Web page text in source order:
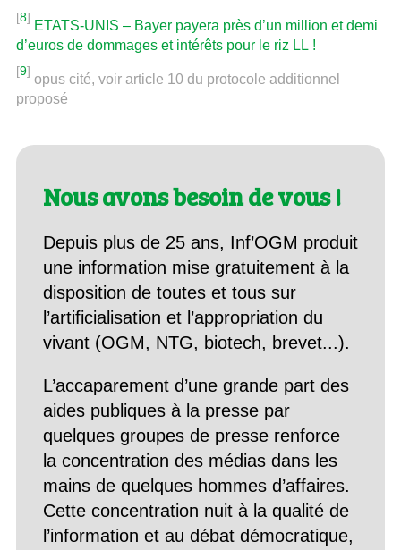
[8]
ETATS-UNIS – Bayer payera près d’un million et demi
d’euros de dommages et intérêts pour le riz LL !
[9]
opus cité, voir article 10 du protocole additionnel
proposé
Nous avons besoin de vous !
Depuis plus de 25 ans, Inf’OGM produit
une information mise gratuitement à la
disposition de toutes et tous sur
l’artificialisation et l’appropriation du
vivant (OGM, NTG, biotech, brevet...).
L’accaparement d’une grande part des
aides publiques à la presse par
quelques groupes de presse renforce
la concentration des médias dans les
mains de quelques hommes d’affaires.
Cette concentration nuit à la qualité de
l’information et au débat démocratique,